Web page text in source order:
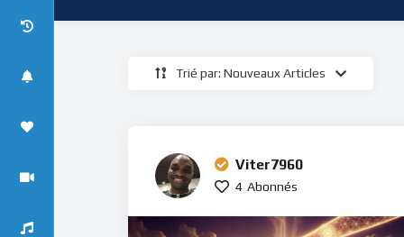
Présence
Trié par: Nouveaux Articles
Viter7960
4 Abonnés